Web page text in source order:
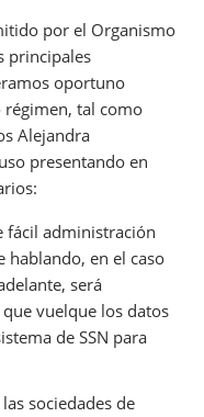
por el Organismo
principales
oportuno
régimen, tal como
Alejandra
presentando en
fácil administración
hablando, en el caso
será
vuelque los datos
de SSN para
sociedades de